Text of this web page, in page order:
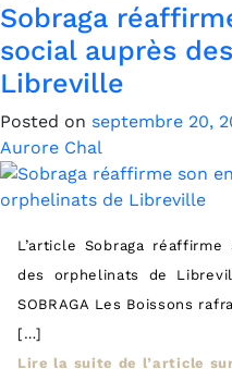
Sobraga
social auprès
Libreville
Posted on septembre 20,
Aurore Chal
L’article Sobraga
des orphelinats de
SOBRAGA Les Boissons
[…]
Lire la suite de l’article